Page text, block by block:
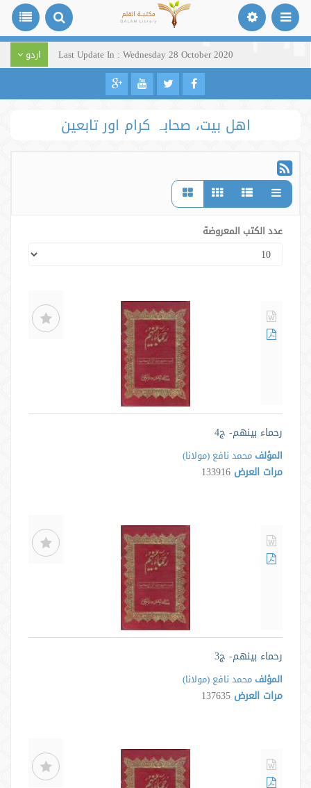
Last Update In : Wednesday 28 October 2020 اردو
اھل بیت، صحابہ کرام اور تابعین
عدد الكتب المعروضة
رحماء بينهم- ج4
المؤلف محمد نافع (مولانا)
مرات العرض 133916
رحماء بينهم- ج3
المؤلف محمد نافع (مولانا)
مرات العرض 137635